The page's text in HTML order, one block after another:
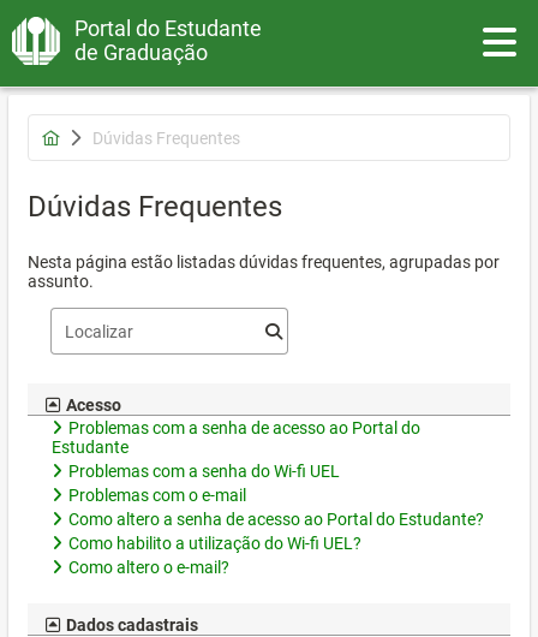
Portal do Estudante
de Graduação
Dúvidas Frequentes
Dúvidas Frequentes
Nesta página estão listadas dúvidas frequentes, agrupadas por
assunto.
Acesso
Problemas com a senha de acesso ao Portal do
Estudante
Problemas com a senha do Wi-fi UEL
Problemas com o e-mail
Como altero a senha de acesso ao Portal do Estudante?
Como habilito a utilização do Wi-fi UEL?
Como altero o e-mail?
Dados cadastrais